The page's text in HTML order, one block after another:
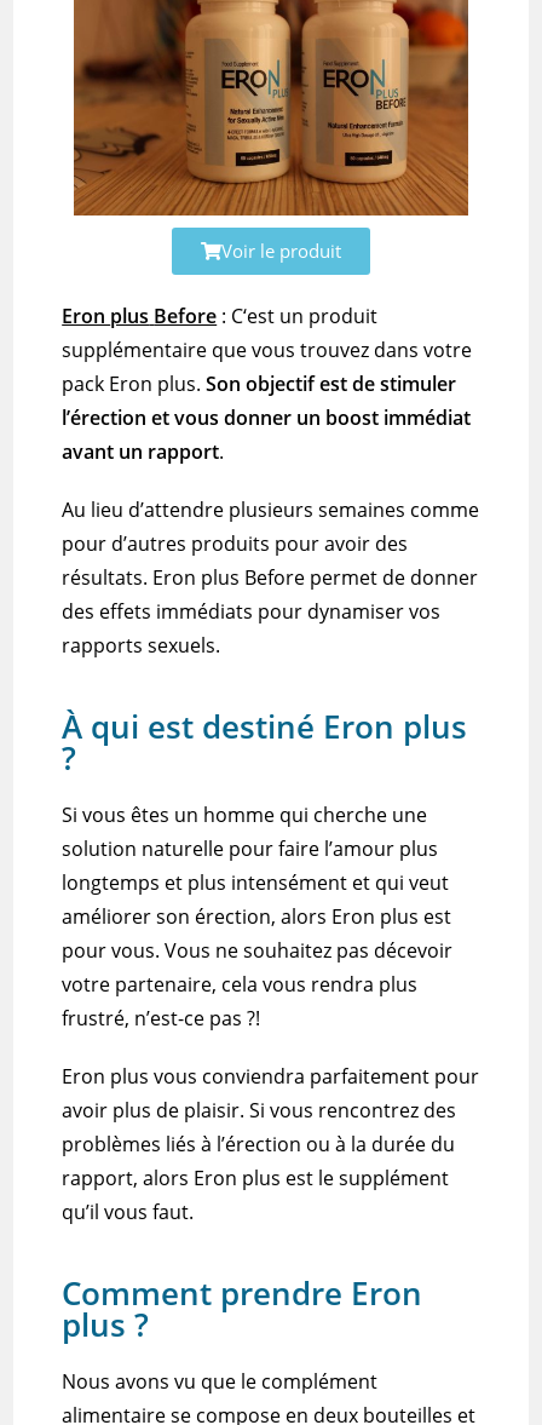
Voir le produit
Eron plus Before : C‘est un produit
supplémentaire que vous trouvez dans votre
pack Eron plus. Son objectif est de stimuler
l’érection et vous donner un boost immédiat
avant un rapport.
Au lieu d’attendre plusieurs semaines comme
pour d’autres produits pour avoir des
résultats. Eron plus Before permet de donner
des effets immédiats pour dynamiser vos
rapports sexuels.
À qui est destiné Eron plus
?
Si vous êtes un homme qui cherche une
solution naturelle pour faire l’amour plus
longtemps et plus intensément et qui veut
améliorer son érection, alors Eron plus est
pour vous. Vous ne souhaitez pas décevoir
votre partenaire, cela vous rendra plus
frustré, n’est-ce pas ?!
Eron plus vous conviendra parfaitement pour
avoir plus de plaisir. Si vous rencontrez des
problèmes liés à l’érection ou à la durée du
rapport, alors Eron plus est le supplément
qu’il vous faut.
Comment prendre Eron
plus ?
Nous avons vu que le complément
alimentaire se compose en deux bouteilles et